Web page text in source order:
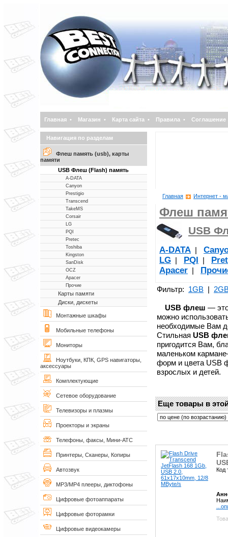
Главная • Магазин • Карта сайта • Правила • Соглашение
Навигация по разделам
Флеш память (usb), карты
памяти
USB Флеш (Flash) память
A-DATA
Canyon
Prestigio
Transcend
TakeMS
Corsair
LG
PQI
Pretec
Toshiba
Kingston
SanDisk
OCZ
Apacer
Прочие
Карты памяти
Диски, дискеты
Монтажные шкафы
Мобильные телефоны
Мониторы
Ноутбуки, КПК, GPS навигаторы,
аксессуары
Комплектующие
Сетевое оборудование
Телевизоры и плазмы
Проекторы и экраны
Телефоны, факсы, Мини-АТС
Принтеры, Сканеры, Копиры
Автозвук
MP3/MP4 плееры, диктофоны
Цифровые фотоаппараты
Цифровые фоторамки
Цифровые видеокамеры
Главная Интернет -
Флеш
USB
A-DATA |
LG | PQI |
Apacer |
Фильтр: 1GB |
USB флеш —
можно
необходимые Вам
Стильная USB
пригодится Вам,
маленьком
форм и цвета USB
взрослых и детей.
Еще товары в
Код